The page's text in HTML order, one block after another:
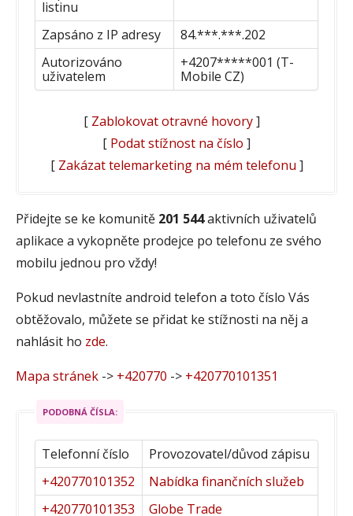
listinu
Zapsáno z IP adresy
84.***.***.202
Autorizováno
uživatelem
+4207*****001 (T-
Mobile CZ)
[ Zablokovat otravné hovory]
[ Podat stížnost na číslo ]
[ Zakázat telemarketing na mém telefonu ]
Přidejte se ke komunitě 201 544aktivních uživatelů
aplikace a vykopněte prodejce po telefonu ze svého
mobilu jednou pro vždy!
Pokud nevlastníte android telefon a toto číslo Vás
obtěžovalo, můžete se přidat ke stížnosti na něj a
nahlásit ho zde.
Mapa stránek -> +420770 -> +420770101351
PODOBNÁ ČÍSLA:
Telefonní číslo
Provozovatel/důvod zápisu
+420770101352
Nabídka finančních služeb
+420770101353
Globe Trade